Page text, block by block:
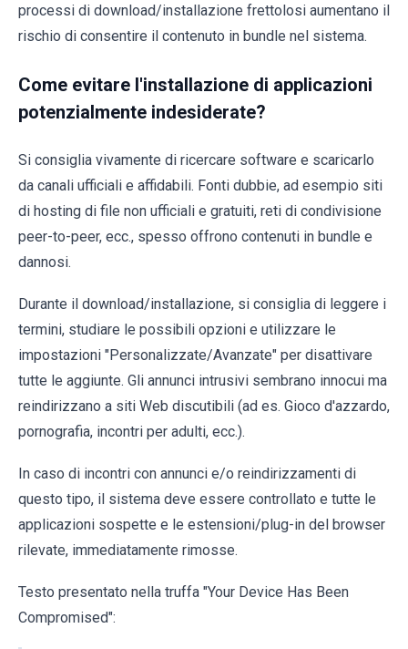
processi di download/installazione frettolosi aumentano il
rischio di consentire il contenuto in bundle nel sistema.
Come evitare l'installazione di applicazioni
potenzialmente indesiderate?
Si consiglia vivamente di ricercare software e scaricarlo
da canali ufficiali e affidabili. Fonti dubbie, ad esempio siti
di hosting di file non ufficiali e gratuiti, reti di condivisione
peer-to-peer, ecc., spesso offrono contenuti in bundle e
dannosi.
Durante il download/installazione, si consiglia di leggere i
termini, studiare le possibili opzioni e utilizzare le
impostazioni "Personalizzate/Avanzate" per disattivare
tutte le aggiunte. Gli annunci intrusivi sembrano innocui ma
reindirizzano a siti Web discutibili (ad es. Gioco d'azzardo,
pornografia, incontri per adulti, ecc.).
In caso di incontri con annunci e/o reindirizzamenti di
questo tipo, il sistema deve essere controllato e tutte le
applicazioni sospette e le estensioni/plug-in del browser
rilevate, immediatamente rimosse.
Testo presentato nella truffa "Your Device Has Been
Compromised":